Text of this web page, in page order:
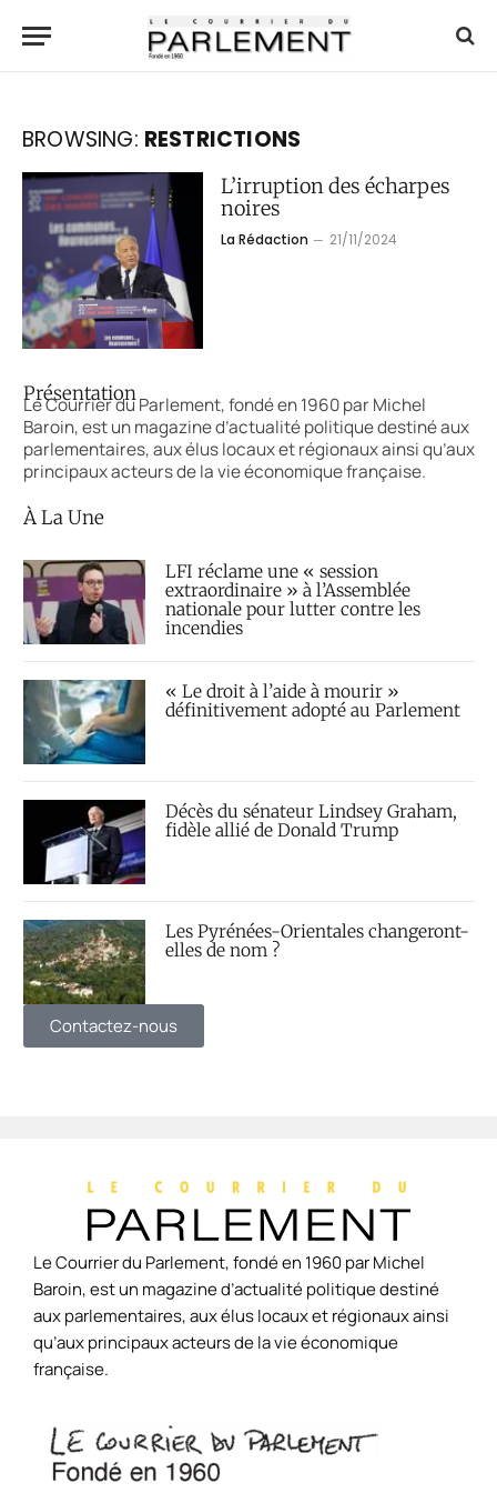
BROWSING: RESTRICTIONS
L’irruption des écharpes
noires
La Rédaction 21/11/2024
Présentation
Le Courrier du Parlement, fondé en 1960 par Michel
Baroin, est un magazine d’actualité politique destiné aux
parlementaires, aux élus locaux et régionaux ainsi qu’aux
principaux acteurs de la vie économique française.
À La Une
LFI réclame une « session
extraordinaire » à l’Assemblée
nationale pour lutter contre les
incendies
« Le droit à l’aide à mourir »
définitivement adopté au Parlement
Décès du sénateur Lindsey Graham,
fidèle allié de Donald Trump
Les Pyrénées-Orientales changeront-
elles de nom ?
Contactez-nous
Le Courrier du Parlement, fondé en 1960 par Michel
Baroin, est un magazine d’actualité politique destiné
aux parlementaires, aux élus locaux et régionaux ainsi
qu’aux principaux acteurs de la vie économique
française.